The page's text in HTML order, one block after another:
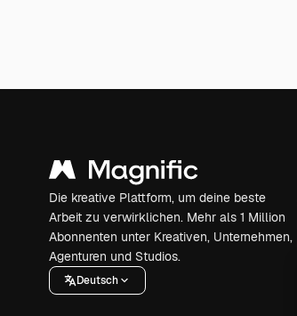
Die kreative Plattform, um deine beste
Arbeit zu verwirklichen. Mehr als 1 Million
Abonnenten unter Kreativen, Unternehmen,
Agenturen und Studios.
Deutsch